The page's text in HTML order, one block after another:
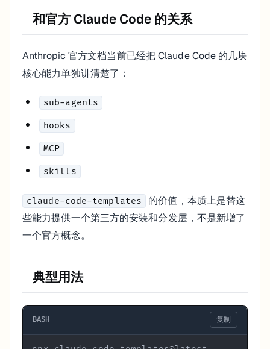
和官方 Claude Code 的关系
Anthropic 官方文档当前已经把 Claude Code 的几块
核心能力单独讲清楚了：
sub-agents
hooks
MCP
skills
claude-code-templates
的价值，本质上是替这
些能力提供一个第三方的安装和分发层，不是新增了
一个官方概念。
典型用法
BASH 复制